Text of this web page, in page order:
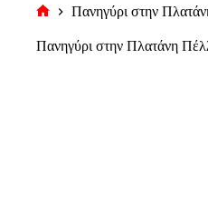
σελίδα
Πανηγύρι στην
Πανηγύρι στην Πλατάνη